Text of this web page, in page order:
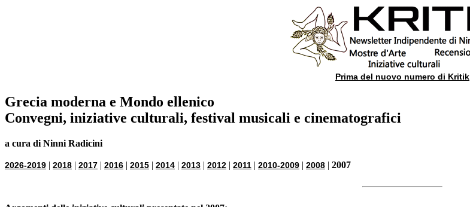
Prima del nuovo numero di Kritik
Grecia moderna e Mondo ellenico
Convegni, iniziative culturali, festival musicali e cinematografici
a cura di Ninni Radicini
2026-2019 | 2018 | 2017 | 2016 | 2015 | 2014 | 2013 | 2012 | 2011 | 2010-2009 | 2008 | 2007